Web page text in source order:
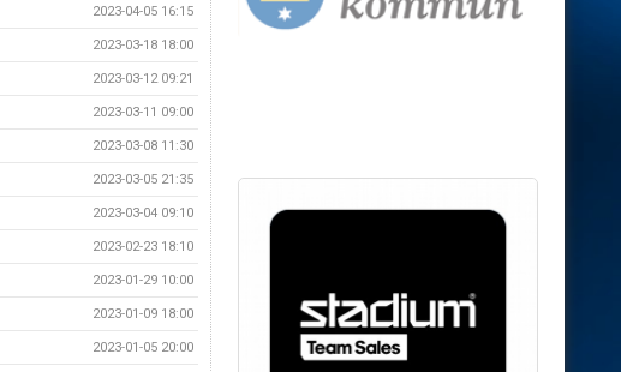
2023-04-05 16:15
2023-03-18 18:00
2023-03-12 09:21
2023-03-11 09:00
2023-03-08 11:30
2023-03-05 21:35
2023-03-04 09:10
2023-02-23 18:10
2023-01-29 10:00
2023-01-09 18:00
2023-01-05 20:00